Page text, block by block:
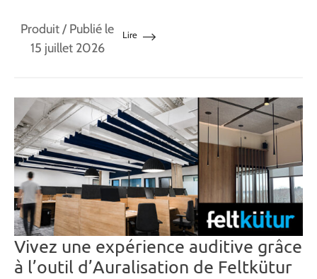
Produit/ Publié le
15 juillet 2026
Lire
Vivez une expérience auditive grâce
à l’outil d’Auralisation de Feltkütur